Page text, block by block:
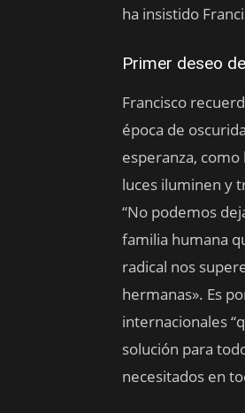
ha insistido
Primer deseo
Francisco
época de
esperanza, como
luces iluminen y
“No podemos
familia humana
radical nos
hermanas». Es
internacionales
solución para
necesitados en